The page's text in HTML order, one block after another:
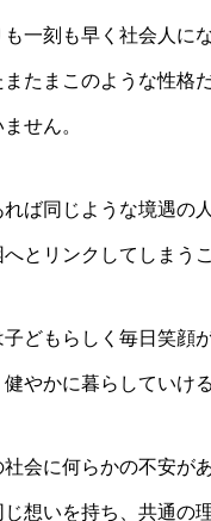
も一刻も早く社会人に
またまこのような性格
せん。
ば同じような境遇の
とリンクしてしまう
どもらしく毎日笑顔
やかに暮らしていけ
会に何らかの不安が
じ想いを持ち、共通の